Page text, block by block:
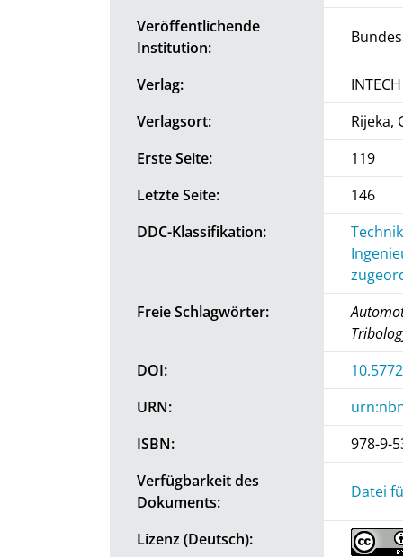
Veröffentlichende
Institution:
Verlag:
INTECH
Verlagsort:
Rijeka,
Erste Seite:
119
Letzte Seite:
146
DDC-Klassifikation:
Freie Schlagwörter:
DOI:
URN:
ISBN:
978-9-
Verfügbarkeit des
Dokuments:
Datei
Lizenz (Deutsch):